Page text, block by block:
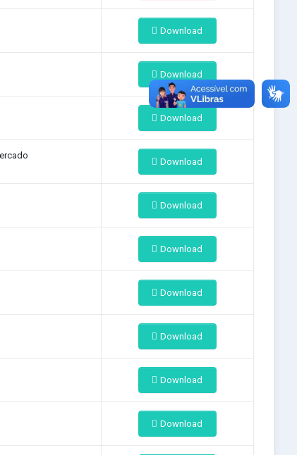
Download
Download
Download
Download
Download
Download
Download
Download
Download
Download